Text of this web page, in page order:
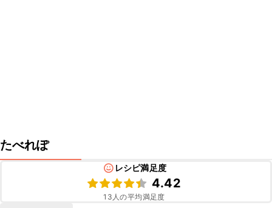
たべれぽ
レシピ満足度
4.42
13 人の平均満足度